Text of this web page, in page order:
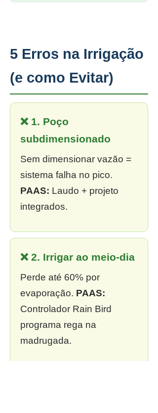
5 Erros na Irrigação
(e como Evitar)
❌ 1. Poço
subdimensionado
Sem dimensionar vazão =
sistema falha no pico.
PAAS: Laudo + projeto
integrados.
❌ 2. Irrigar ao meio-dia
Perde até 60% por
evaporação. PAAS:
Controlador Rain Bird
programa rega na
madrugada.